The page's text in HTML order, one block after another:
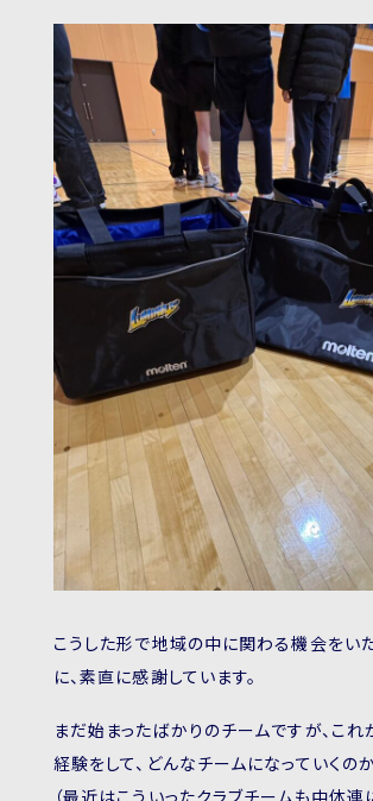
こうした形で地域の中に関わる機会をい
に、素直に感謝しています。
まだ始まったばかりのチームですが、これ
経験をして、どんなチームになっていくの